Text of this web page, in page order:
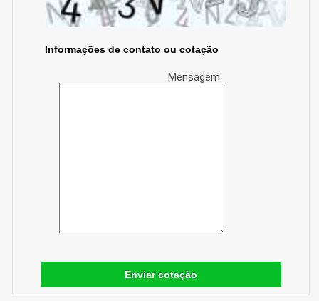
Informações de contato ou cotação
Mensagem:
Enviar cotação